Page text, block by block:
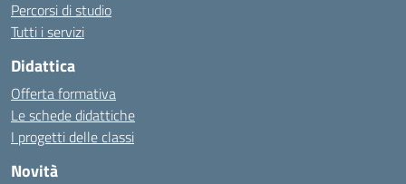
Percorsi di studio
Tutti i servizi
Didattica
Offerta formativa
Le schede didattiche
I progetti delle classi
Novità